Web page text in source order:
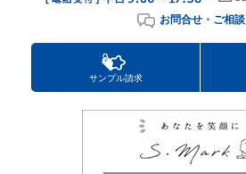
お問合せ・ご相談
サンプル請求